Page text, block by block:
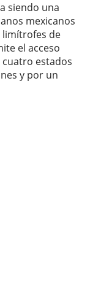
siendo una
mexicanos
limítrofes de
el acceso
cuatro estados
y por un